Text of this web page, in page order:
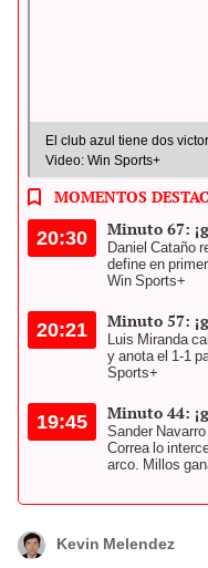
El club azul tiene dos
Video: Win Sports+
MOMENTOS
20:30 Minuto 67:
Daniel Cataño
define en
Win Sports+
20:21 Minuto 57:
Luis Miranda
y anota el 1-1
Sports+
19:45 Minuto 44:
Sander
Correa lo
arco. Millos
Kevin Melendez